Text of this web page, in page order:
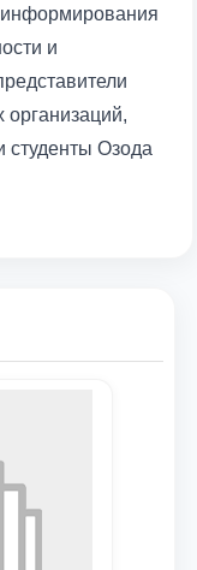
и
организаций,
студенты Озода